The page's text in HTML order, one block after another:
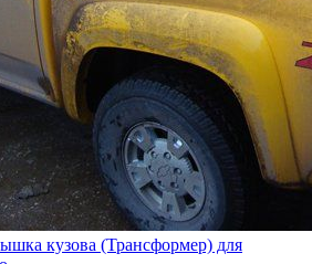
кузова (Трансформер) для